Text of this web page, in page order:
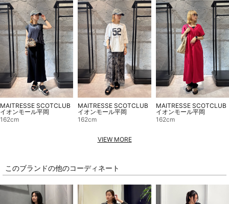
MAITRESSE SCOTCLUB
イオンモール平岡
162cm
MAITRESSE SCOTCLUB
イオンモール平岡
162cm
MAITRESSE SCOTCLUB
イオンモール平岡
162cm
VIEW MORE
このブランドの他のコーディネート